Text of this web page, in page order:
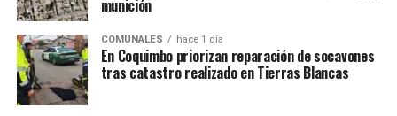
munición
COMUNALES hace 1 día
En Coquimbo priorizan reparación de socavones
tras catastro realizado en Tierras Blancas